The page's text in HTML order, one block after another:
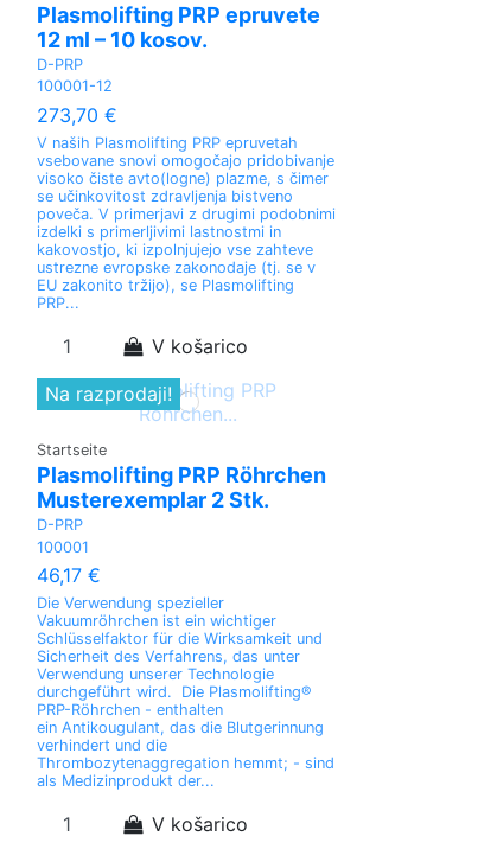
Plasmolifting PRP epruvete
12 ml – 10 kosov.
D-PRP
100001-12
273,70 €
V naših Plasmolifting PRP epruvetah
vsebovane snovi omogočajo pridobivanje
visoko čiste avto(logne) plazme, s čimer
se učinkovitost zdravljenja bistveno
poveča. V primerjavi z drugimi podobnimi
izdelki s primerljivimi lastnostmi in
kakovostjo, ki izpolnjujejo vse zahteve
ustrezne evropske zakonodaje (tj. se v
EU zakonito tržijo), se Plasmolifting
PRP...
V košarico
Na razprodaji!
Startseite
Plasmolifting PRP Röhrchen
Musterexemplar 2 Stk.
D-PRP
100001
46,17 €
Die Verwendung spezieller
Vakuumröhrchen ist ein wichtiger
Schlüsselfaktor für die Wirksamkeit und
Sicherheit des Verfahrens, das unter
Verwendung unserer Technologie
durchgeführt wird. Die Plasmolifting®
PRP-Röhrchen - enthalten
ein Antikougulant, das die Blutgerinnung
verhindert und die
Thrombozytenaggregation hemmt; - sind
als Medizinprodukt der...
V košarico